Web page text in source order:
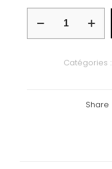
Chapeau
Catégories :
Share